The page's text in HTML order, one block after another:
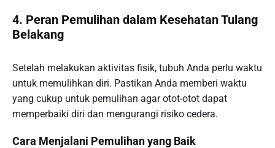
4. Peran Pemulihan dalam Kesehatan Tulang
Belakang
Setelah melakukan aktivitas fisik, tubuh Anda perlu waktu
untuk memulihkan diri. Pastikan Anda memberi waktu
yang cukup untuk pemulihan agar otot-otot dapat
memperbaiki diri dan mengurangi risiko cedera.
Cara Menjalani Pemulihan yang Baik